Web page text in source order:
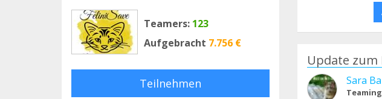
Teamers: 123
Aufgebracht 7.756 €
Teilnehmen
Update zum
Sara